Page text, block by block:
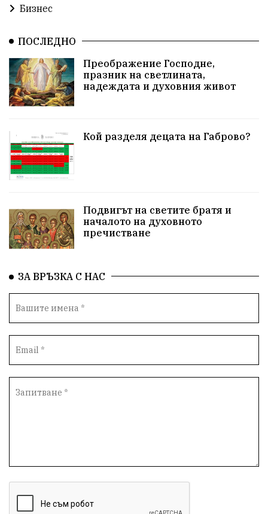
Бизнес
ПОСЛЕДНО
Преображение Господне,
празник на светлината,
надеждата и духовния живот
Кой разделя децата на Габрово?
Подвигът на светите братя и
началото на духовното
пречистване
ЗА ВРЪЗКА С НАС